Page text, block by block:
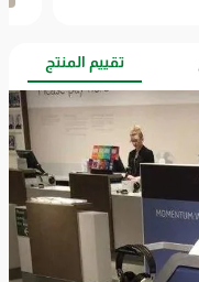
تقييم المنتج